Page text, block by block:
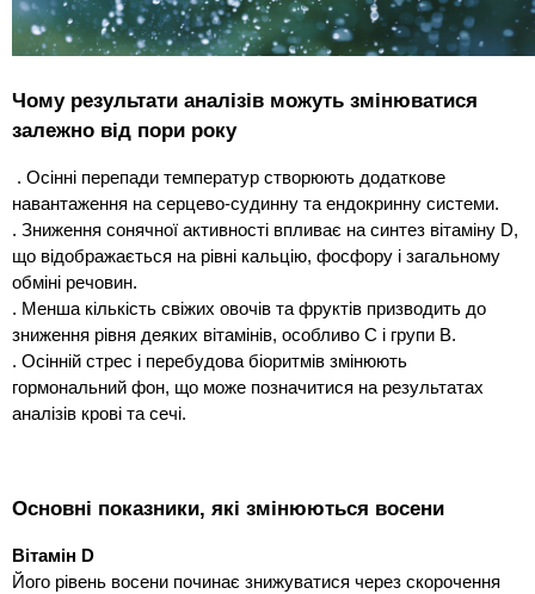
Чому результати аналізів можуть змінюватися
залежно від пори року
. Осінні перепади температур створюють додаткове
навантаження на серцево-судинну та ендокринну системи.
. Зниження сонячної активності впливає на синтез вітаміну D,
що відображається на рівні кальцію, фосфору і загальному
обміні речовин.
. Менша кількість свіжих овочів та фруктів призводить до
зниження рівня деяких вітамінів, особливо С і групи В.
. Осінній стрес і перебудова біоритмів змінюють
гормональний фон, що може позначитися на результатах
аналізів крові та сечі.
Основні показники, які змінюються восени
Вітамін D
Його рівень восени починає знижуватися через скорочення